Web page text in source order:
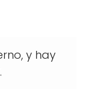
y hay